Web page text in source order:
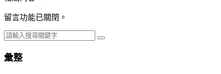
留言功能已關閉。
彙整